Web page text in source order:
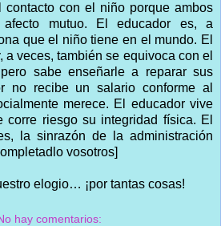
contacto con el niño porque ambos
afecto mutuo. El educador es, a
que el niño tiene en el mundo. El
a veces, también se equivoca con el
sabe enseñarle a reparar sus
no recibe un salario conforme al
merece. El educador vive
corre riesgo su integridad física. El
la sinrazón de la administración
vosotros]
elogio… ¡por tantas cosas!
hay comentarios: